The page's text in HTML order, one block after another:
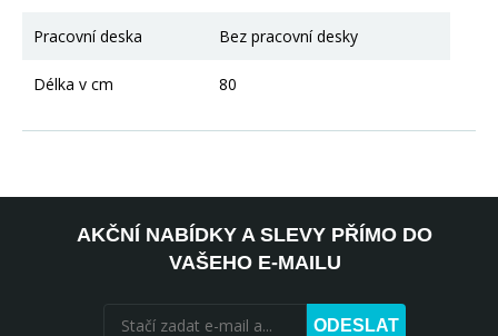
Pracovní deska Bez pracovní desky
Délka v cm 80
AKČNÍ NABÍDKY A SLEVY PŘÍMO DO
VAŠEHO E-MAILU
ODESLAT